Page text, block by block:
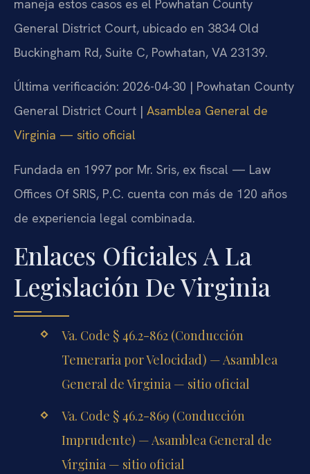
maneja estos casos es el Powhatan County
General District Court, ubicado en 3834 Old
Buckingham Rd, Suite C, Powhatan, VA 23139.
Última verificación: 2026-04-30 | Powhatan County
General District Court | Asamblea General de
Virginia — sitio oficial
Fundada en 1997 por Mr. Sris, ex fiscal — Law
Offices Of SRIS, P.C. cuenta con más de 120 años
de experiencia legal combinada.
Enlaces Oficiales A La
Legislación De Virginia
Va. Code § 46.2-862 (Conducción
Temeraria por Velocidad) — Asamblea
General de Virginia — sitio oficial
Va. Code § 46.2-869 (Conducción
Imprudente) — Asamblea General de
Virginia — sitio oficial